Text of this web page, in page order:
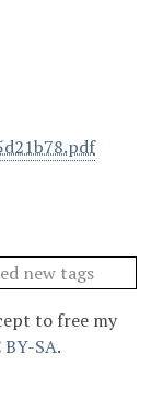
to free my
BY-SA.